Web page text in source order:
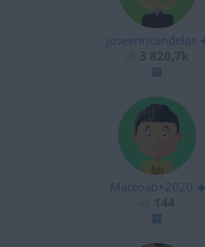
joseenricandelas
Mateoab+2020